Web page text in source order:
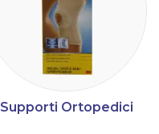
Supporti Ortopedici